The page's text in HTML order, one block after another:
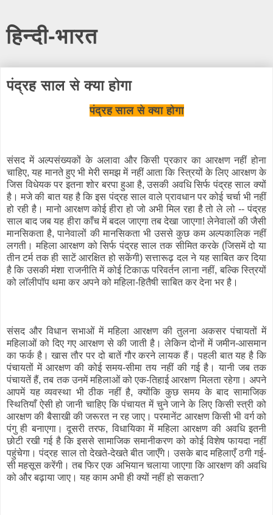
हिन्दी-भारत
पंद्रह साल से क्या होगा
पंद्रह साल से क्या होगा
संसद में अल्पसंख्यकों के अलावा और किसी प्रकार का आरक्षण नहीं होना
चाहिए, यह मानते हुए भी मेरी समझ में नहीं आता कि स्त्रियों के लिए आरक्षण के
जिस विधेयक पर इतना शोर बरपा हुआ है, उसकी अवधि सिर्फ पंद्रह साल क्यों
है। मजे की बात यह है कि इस पंद्रह साल वाले प्रावधान पर कोई चर्चा भी नहीं
हो रही है। मानो आरक्षण कोई हीरा हो जो अभी मिल रहा है तो ले लो -- पंद्रह
साल बाद जब यह हीरा काँच में बदल जाएगा तब देखा जाएगा! लेनेवालों की जैसी
मानसिकता है, पानेवालों की मानसिकता भी उससे कुछ कम अल्पकालिक नहीं
लगती। महिला आरक्षण को सिर्फ पंद्रह साल तक सीमित करके (जिसमें दो या
तीन टर्म तक ही साटें आरक्षित हो सकेंगी) सत्तारूढ़ दल ने यह साबित कर दिया
है कि उसकी मंशा राजनीति में कोई टिकाऊ परिवर्तन लाना नहीं, बल्कि स्त्रियों
को लॉलीपॉप थमा कर अपने को महिला-हितैषी साबित कर देना भर है।
संसद और विधान सभाओं में महिला आरक्षण की तुलना अकसर पंचायतों में
महिलाओं को दिए गए आरक्षण से की जाती है। लेकिन दोनों में जमीन-आसमान
का फर्क है। खास तौर पर दो बातें गौर करने लायक हैं। पहली बात यह है कि
पंचायतों में आरक्षण की कोई समय-सीमा तय नहीं की गई है। यानी जब तक
पंचायतें हैं, तब तक उनमें महिलाओं को एक-तिहाई आरक्षण मिलता रहेगा। अपने
आपमें यह व्यवस्था भी ठीक नहीं है, क्योंकि कुछ समय के बाद सामाजिक
स्थितियाँ ऐसी हो जानी चाहिए कि पंचायत में चुने जाने के लिए किसी स्त्री को
आरक्षण की बैसाखी की जरूरत न रह जाए। परमानेंट आरक्षण किसी भी वर्ग को
पंगु ही बनाएगा। दूसरी तरफ, विधायिका में महिला आरक्षण की अवधि इतनी
छोटी रखी गई है कि इससे सामाजिक समानीकरण को कोई विशेष फायदा नहीं
पहुंचेगा। पंद्रह साल तो देखते-देखते बीत जाएँगे। उसके बाद महिलाएँ ठगी गई-
सी महसूस करेंगी। तब फिर एक अभियान चलाया जाएगा कि आरक्षण की अवधि
को और बढ़ाया जाए। यह काम अभी ही क्यों नहीं हो सकता?